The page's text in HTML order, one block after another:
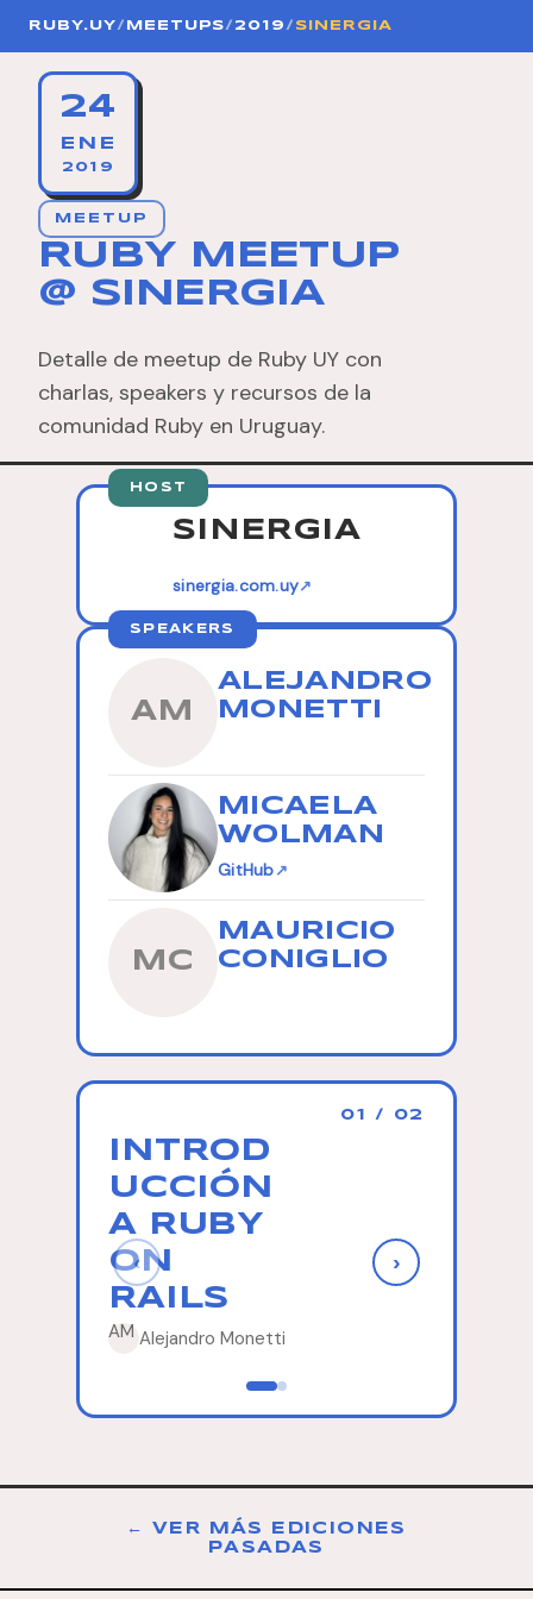
RUBY.UY/ MEETUPS/ 2019 / SINERGIA
24
ENE
2019
MEETUP
RUBY MEETUP
@ SINERGIA
Detalle de meetup de Ruby UY con
charlas, speakers y recursos de la
comunidad Ruby en Uruguay.
HOST
SINERGIA
sinergia.com.uy↗
SPEAKERS
AM
ALEJANDRO
MONETTI
MICAELA
WOLMAN
GitHub↗
MC
MAURICIO
CONIGLIO
01 / 02
INTROD
UCCIÓN
A RUBY
ON
RAILS
AM Alejandro Monetti
‹ ›
← VER MÁS EDICIONES
PASADAS